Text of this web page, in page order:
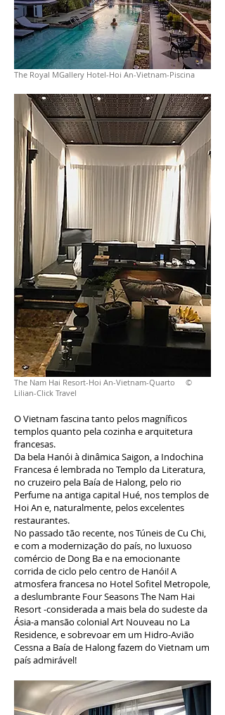
The Royal MGallery Hotel-Hoi An-Vietnam-Piscina
The Nam Hai Resort-Hoi An-Vietnam-Quarto ©
Lilian-Click Travel
O Vietnam fascina tanto pelos magníficos
templos quanto pela cozinha e arquitetura
francesas.
Da bela Hanói à dinâmica Saigon, a Indochina
Francesa é lembrada no Templo da Literatura,
no cruzeiro pela Baía de Halong, pelo rio
Perfume na antiga capital Hué, nos templos de
Hoi An e, naturalmente, pelos excelentes
restaurantes.
No passado tão recente, nos Túneis de Cu Chi,
e com a modernização do país, no luxuoso
comércio de Dong Ba e na emocionante
corrida de ciclo pelo centro de Hanói! A
atmosfera francesa no Hotel Sofitel Metropole,
a deslumbrante Four Seasons The Nam Hai
Resort -considerada a mais bela do sudeste da
Ásia-a mansão colonial Art Nouveau no La
Residence, e sobrevoar em um Hidro-Avião
Cessna a Baía de Halong fazem do Vietnam um
país admirável!